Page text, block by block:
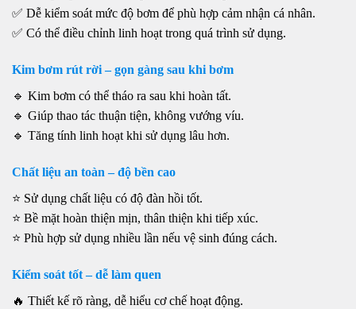
✅ Dễ kiểm soát mức độ bơm để phù hợp cảm nhận cá nhân.
✅ Có thể điều chỉnh linh hoạt trong quá trình sử dụng.
Kim bơm rút rời – gọn gàng sau khi bơm
🔹 Kim bơm có thể tháo ra sau khi hoàn tất.
🔹 Giúp thao tác thuận tiện, không vướng víu.
🔹 Tăng tính linh hoạt khi sử dụng lâu hơn.
Chất liệu an toàn – độ bền cao
⭐ Sử dụng chất liệu có độ đàn hồi tốt.
⭐ Bề mặt hoàn thiện mịn, thân thiện khi tiếp xúc.
⭐ Phù hợp sử dụng nhiều lần nếu vệ sinh đúng cách.
Kiểm soát tốt – dễ làm quen
🔥 Thiết kế rõ ràng, dễ hiểu cơ chế hoạt động.